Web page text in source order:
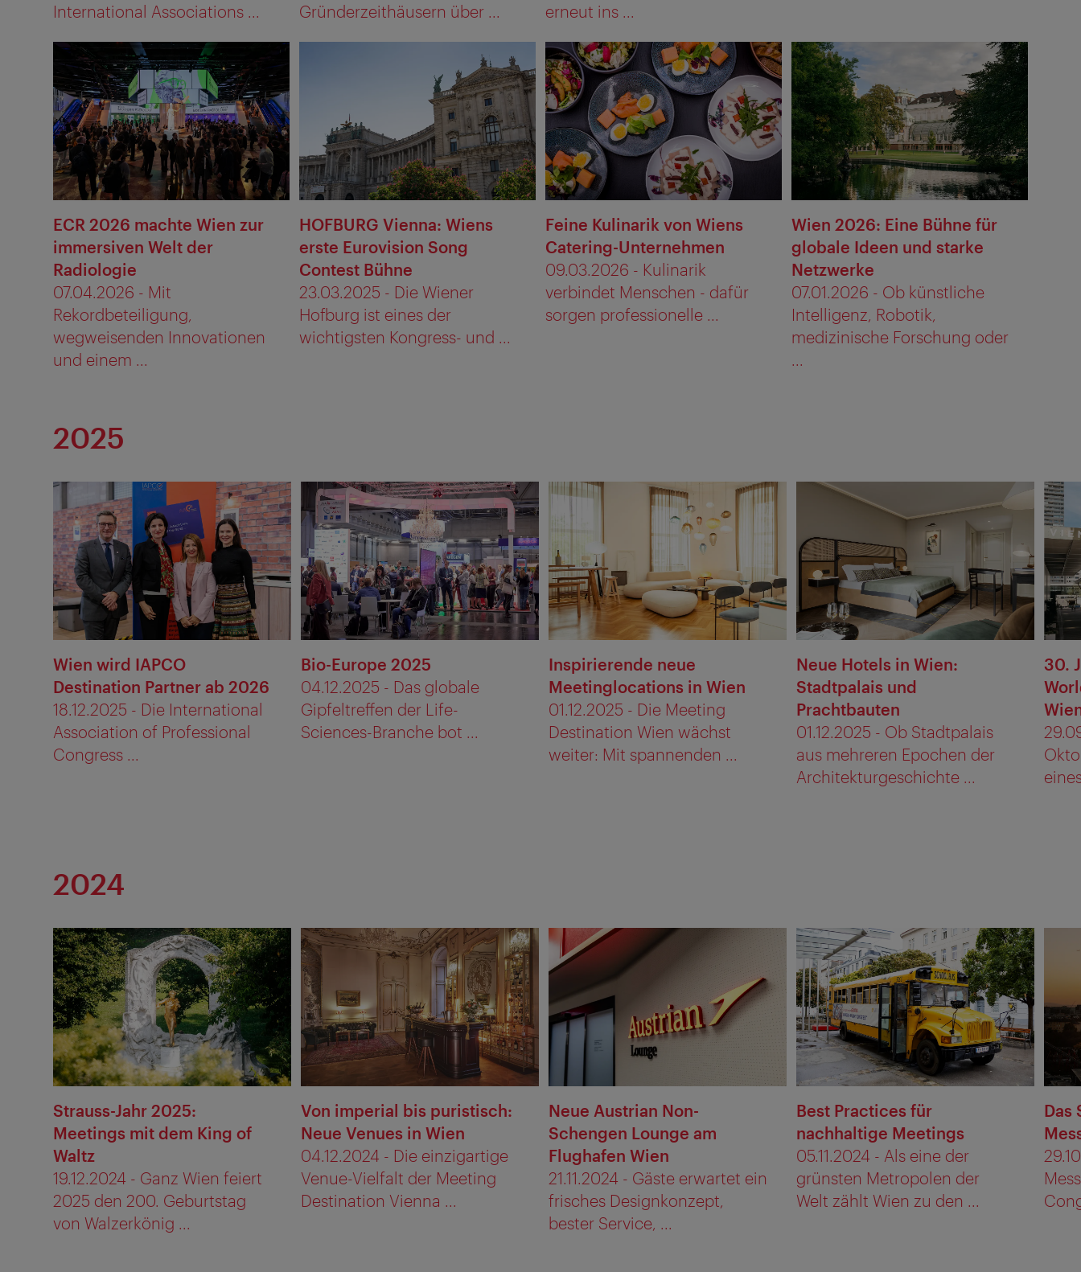
International Associations ...
Gründerzeithäusern über ...
erneut ins ...
ECR 2026 machte Wien zur
immersiven Welt der
Radiologie
07.04.2026 - Mit
Rekordbeteiligung,
wegweisenden Innovationen
und einem ...
HOFBURG Vienna: Wiens
erste Eurovision Song
Contest Bühne
23.03.2025 - Die Wiener
Hofburg ist eines der
wichtigsten Kongress- und ...
Feine Kulinarik von Wiens
Catering-Unternehmen
09.03.2026 - Kulinarik
verbindet Menschen - dafür
sorgen professionelle ...
Wien 2026: Eine Bühne für
globale Ideen und starke
Netzwerke
07.01.2026 - Ob künstliche
Intelligenz, Robotik,
medizinische Forschung oder
...
2025
Wien wird IAPCO
Destination Partner ab 2026
18.12.2025 - Die International
Association of Professional
Congress ...
Bio-Europe 2025
04.12.2025 - Das globale
Gipfeltreffen der Life-
Sciences-Branche bot ...
Inspirierende neue
Meetinglocations in Wien
01.12.2025 - Die Meeting
Destination Wien wächst
weiter: Mit spannenden ...
Neue Hotels in Wien:
Stadtpalais und
Prachtbauten
01.12.2025 - Ob Stadtpalais
aus mehreren Epochen der
Architekturgeschichte ...
30.
2024
Strauss-Jahr 2025:
Meetings mit dem King of
Waltz
19.12.2024 - Ganz Wien feiert
2025 den 200. Geburtstag
von Walzerkönig ...
Von imperial bis puristisch:
Neue Venues in Wien
04.12.2024 - Die einzigartige
Venue-Vielfalt der Meeting
Destination Vienna ...
Neue Austrian Non-
Schengen Lounge am
Flughafen Wien
21.11.2024 - Gäste erwartet ein
frisches Designkonzept,
bester Service, ...
Best Practices für
nachhaltige Meetings
05.11.2024 - Als eine der
grünsten Metropolen der
Welt zählt Wien zu den ...
Das